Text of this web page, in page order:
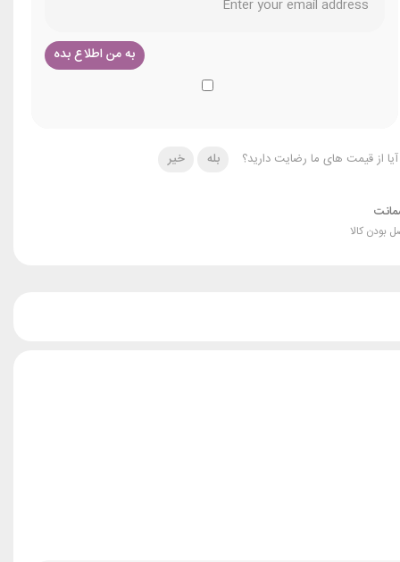
آیا از قیمت های ما رضایت دارید؟ بله خیر
بودن کالا